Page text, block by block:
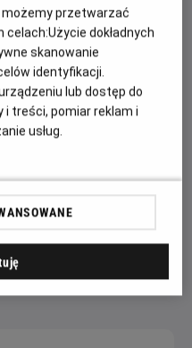
postacie serialu to Bob
koparka, betoniarka,
ludzie i maszyny –
udowadniając, że
pozwalają rozwiązać
poprzedzają konkursy
relacji fotograficznych
Dla Dzieci.
możemy przetwarzać
celach:Użycie dokładnych
skanowanie
identyfikacji.
lub dostęp do
i treści, pomiar reklam i
usług.